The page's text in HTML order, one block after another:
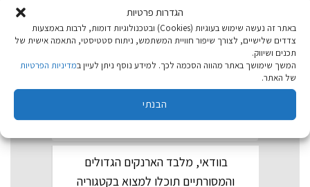
הגדרות פרטיות
באתר זה נעשה שימוש בעוגיות (Cookies) ובטכנולוגיות דומות, לרבות באמצעות
צדדים שלישיים, לצורך שיפור חוויית המשתמש, ניתוח סטטיסטי, התאמה אישית של
תכנים ושיווק.
המשך שימושך באתר מהווה הסכמה לכך. למידע נוסף ניתן לעיין במדיניות הפרטיות
של האתר.
הבנתי
(ולקרו) מהירה וקלילה, דרך ארנקים עם
רוכסן היקפי המבטיח שדבר לא יפול, ועד
פתרונות קומפקטיים?
בוודאי, מלבד הארנקים הגדולים
והמסורתיים תוכלו למצוא בקטגוריה